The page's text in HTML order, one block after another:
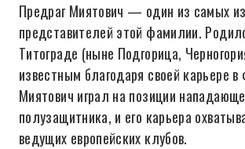
Предраг Миятович — один из самых
представителей этой фамилии.
Титограде (ныне Подгорица,
известным благодаря своей карьере в
Миятович играл на позиции
полузащитника, и его карьера
ведущих европейских клубов.